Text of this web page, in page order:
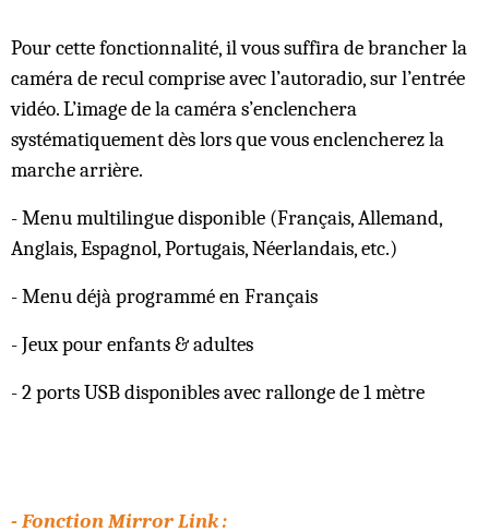
Pour cette fonctionnalité, il vous suffira de brancher la
caméra de recul comprise avec l’autoradio, sur l’entrée
vidéo. L’image de la caméra s’enclenchera
systématiquement dès lors que vous enclencherez la
marche arrière.
- Menu multilingue disponible (Français, Allemand,
Anglais, Espagnol, Portugais, Néerlandais, etc.)
- Menu déjà programmé en Français
- Jeux pour enfants & adultes
- 2 ports USB disponibles avec rallonge de 1 mètre
- Fonction Mirror Link :